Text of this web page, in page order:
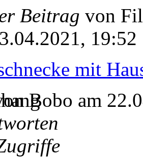
Beitrag von
19:52
mit
Bobo am